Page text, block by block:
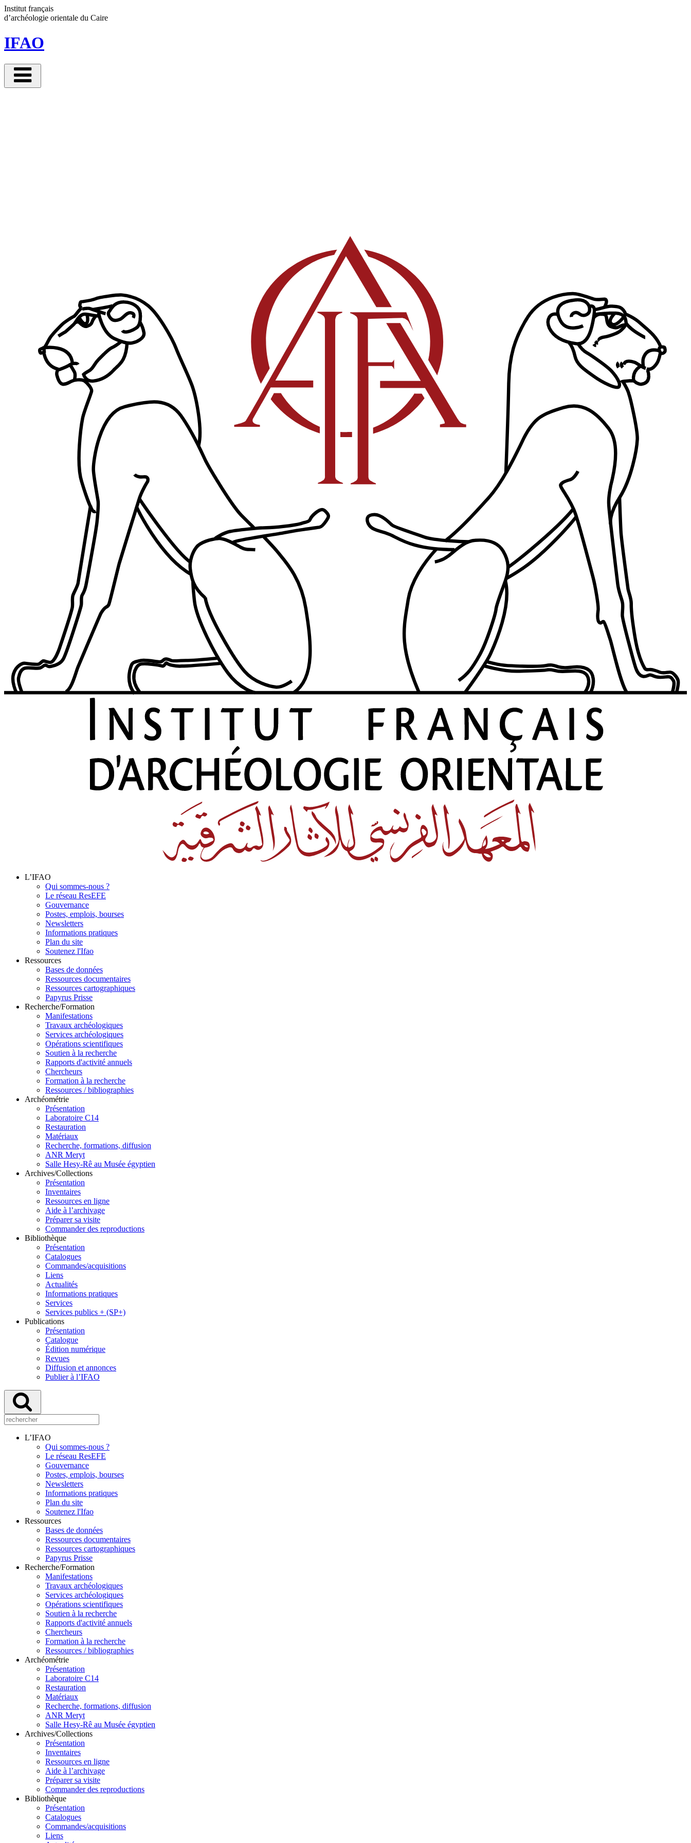
Institut français
d’archéologie orientale du Caire
IFAO
L’IFAO
Qui sommes-nous ?
Le réseau ResEFE
Gouvernance
Postes, emplois, bourses
Newsletters
Informations pratiques
Plan du site
Soutenez l'Ifao
Ressources
Bases de données
Ressources documentaires
Ressources cartographiques
Papyrus Prisse
Recherche/Formation
Manifestations
Travaux archéologiques
Services archéologiques
Opérations scientifiques
Soutien à la recherche
Rapports d'activité annuels
Chercheurs
Formation à la recherche
Ressources / bibliographies
Archéométrie
Présentation
Laboratoire C14
Restauration
Matériaux
Recherche, formations, diffusion
ANR Meryt
Salle Hesy-Rê au Musée égyptien
Archives/Collections
Présentation
Inventaires
Ressources en ligne
Aide à l’archivage
Préparer sa visite
Commander des reproductions
Bibliothèque
Présentation
Catalogues
Commandes/acquisitions
Liens
Actualités
Informations pratiques
Services
Services publics + (SP+)
Publications
Présentation
Catalogue
Édition numérique
Revues
Diffusion et annonces
Publier à l’IFAO
L’IFAO
Qui sommes-nous ?
Le réseau ResEFE
Gouvernance
Postes, emplois, bourses
Newsletters
Informations pratiques
Plan du site
Soutenez l'Ifao
Ressources
Bases de données
Ressources documentaires
Ressources cartographiques
Papyrus Prisse
Recherche/Formation
Manifestations
Travaux archéologiques
Services archéologiques
Opérations scientifiques
Soutien à la recherche
Rapports d'activité annuels
Chercheurs
Formation à la recherche
Ressources / bibliographies
Archéométrie
Présentation
Laboratoire C14
Restauration
Matériaux
Recherche, formations, diffusion
ANR Meryt
Salle Hesy-Rê au Musée égyptien
Archives/Collections
Présentation
Inventaires
Ressources en ligne
Aide à l’archivage
Préparer sa visite
Commander des reproductions
Bibliothèque
Présentation
Catalogues
Commandes/acquisitions
Liens
Panneau de gestion des cookies